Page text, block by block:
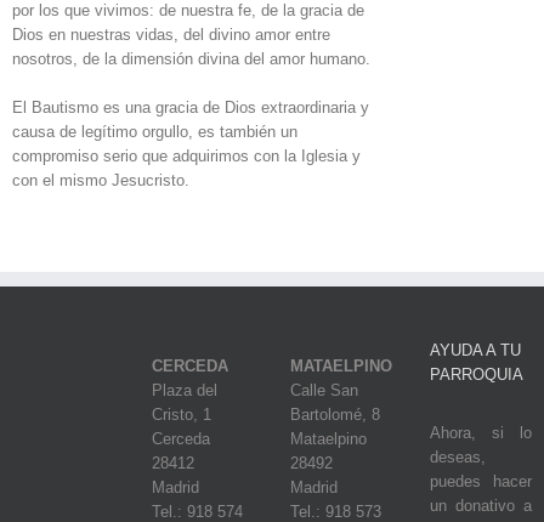
por los que vivimos: de nuestra fe, de la gracia de
Dios en nuestras vidas, del divino amor entre
nosotros, de la dimensión divina del amor humano.
El Bautismo es una gracia de Dios extraordinaria y
causa de legítimo orgullo, es también un
compromiso serio que adquirimos con la Iglesia y
con el mismo Jesucristo.
CERCEDA
Plaza del
Cristo, 1
Cerceda
28412
Madrid
Tel.: 918 574
MATAELPINO
Calle San
Bartolomé, 8
Mataelpino
28492
Madrid
Tel.: 918 573
AYUDA A TU
PARROQUIA
Ahora, si lo
deseas,
puedes hacer
un donativo a